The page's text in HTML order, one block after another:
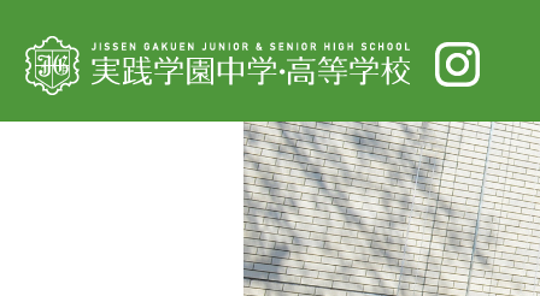
校長挨拶 建
コー
高等
年間行事 語学研